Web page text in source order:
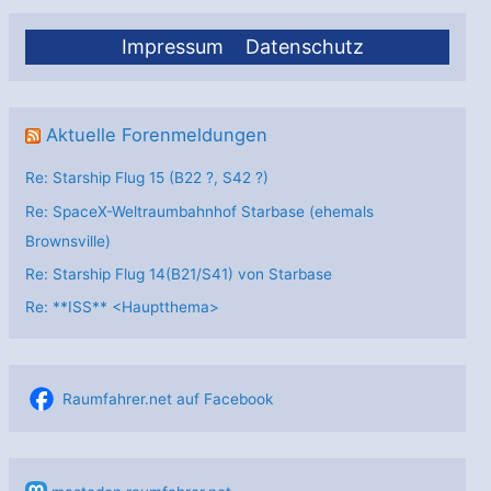
Impressum Datenschutz
Aktuelle Forenmeldungen
Re: Starship Flug 15 (B22 ?, S42 ?)
Re: SpaceX-Weltraumbahnhof Starbase (ehemals
Brownsville)
Re: Starship Flug 14(B21/S41) von Starbase
Re: **ISS** <Hauptthema>
Raumfahrer.net auf Facebook